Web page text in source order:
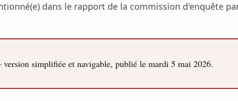
dans le rapport de la commission d'enquête
simplifiée et navigable, publié le mardi 5 mai 2026.